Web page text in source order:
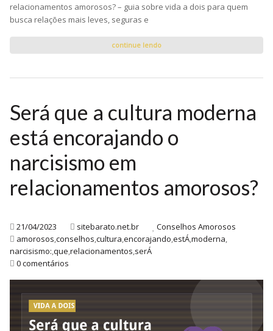
relacionamentos amorosos? – guia sobre vida a dois para quem
busca relações mais leves, seguras e
continue lendo
Será que a cultura moderna
está encorajando o
narcisismo em
relacionamentos amorosos?
21/04/2023 sitebarato.net.br
Conselhos Amorosos
amorosos,conselhos,cultura,encorajando,estÁ,moderna,
narcisismo:,que,relacionamentos,serÁ
0 comentários